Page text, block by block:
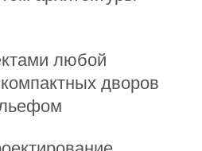
сценарии
лишних затрат
создания